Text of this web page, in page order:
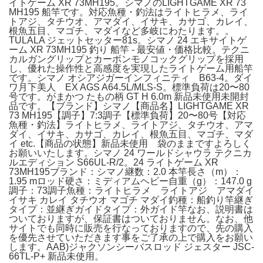
イトゲーム XR 73MH195。シマノのLIGHTGAME XR 73
MH195 船竿です。対応魚種・釣法はライトヒラメ、ライ
トアジ、タチウオ、アマダイ、イサキ、カサゴ、カレイ、
根魚五目、マゴチ、マダイなど多岐にわたります。。
TULALA ジェットセッター81s。シマノ 24 エキサイトゲ
ーム XR 73MH195 釣り 船竿 - 最安値・価格比較。テクニ
カルガングリップとカーボンモノコックグリップを採用
し、優れた操作性と高感度を実現したライトゲーム用船竿
です。シマノ オシアジガーインフィニティ B63-4。ダイ
ワ月下美人 EX AGS A64.5L/MLS-S。標準負荷は20〜80
号です。がまかつ たもの柄 GT H 6.0m 新品未使用未開封
品です。【ブランド】シマノ【商品名】LIGHTGAME XR
73 MH195【調子】7:3調子【標準負荷】20〜80号【対応
魚種・釣法】ライトヒラメ、ライトアジ、タチウオ、アマ
ダイ、イサキ、カサゴ、カレイ、根魚五目、マゴチ、マダ
イ etc.【商品の状態】新品未使用 袋のままですよろしく
お願いいたします。シマノ 24 ワールドシャウラ テクニカ
ルエディション S66UL-R/2。24 ライトゲーム XR
73MH195ブランド：シマノ継数：2.0 本竿長さ（m）：
1.95 mロッド硬さ：ミディアムヘビー自重（g）：147.0 g
調子：73調子魚種：ライトヒラメ ライトアジ アマダイ
イサキ カレイ タチウオ マゴチ マダイ釣種：船釣り竿継ぎ
タイプ：並継ぎガイドタイプ：外ガイド竿なお、説明書は
ついておりますが、保証書はついておりません。なお、他
サイトでも同時に販売を行なっておりますので、先の購入
を優先させていただきます事をご了承の上で購入をお願い
します。AAB)ジャクソンシーバスロッド ジェスター JSC-
66TL-P+ 新品未使用。